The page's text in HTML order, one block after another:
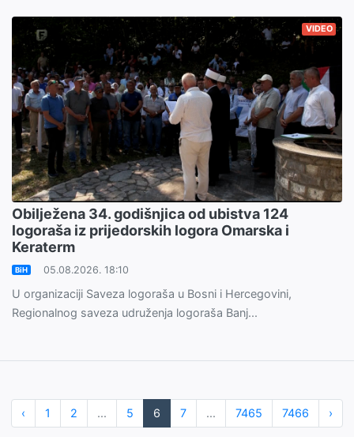
VIDEO
Obilježena 34. godišnjica od ubistva 124
logoraša iz prijedorskih logora Omarska i
Keraterm
BiH 05.08.2026. 18:10
U organizaciji Saveza logoraša u Bosni i Hercegovini,
Regionalnog saveza udruženja logoraša Banj...
‹ 1 2 ... 5 6 7 ... 7465 7466 ›